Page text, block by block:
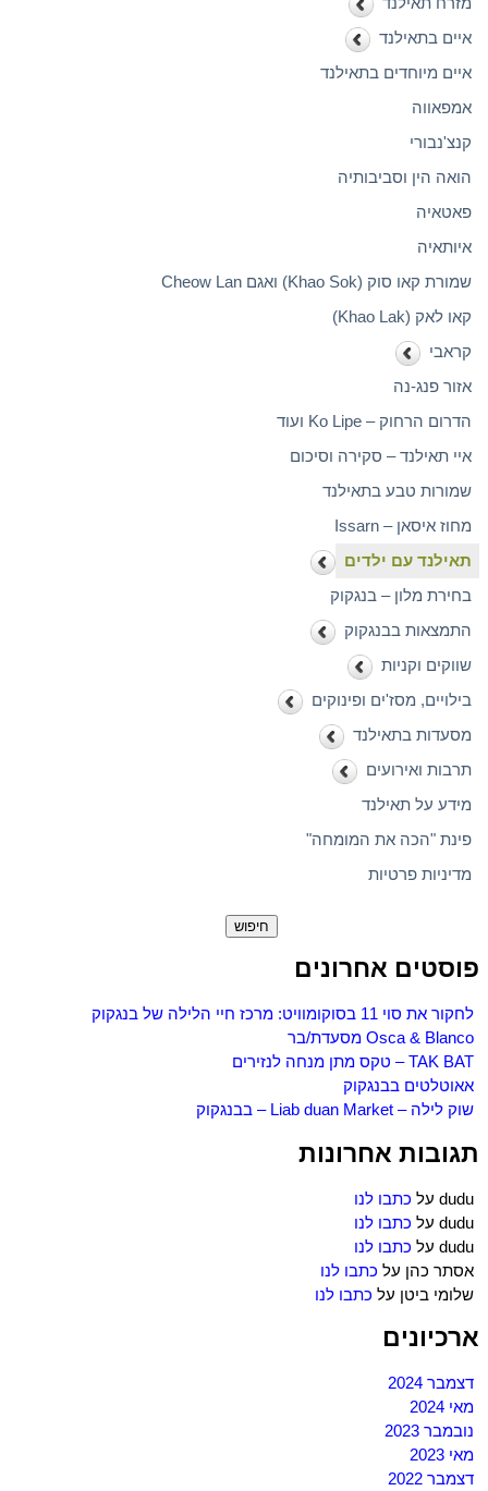
איים בתאילנד
איים מיוחדים בתאילנד
אמפאווה
קנצ'נבורי
הואה הין וסביבותיה
פאטאיה
איותאיה
שמורת קאו סוק (Khao Sok) ואגם Cheow Lan
קאו לאק (Khao Lak)
קראבי
אזור פנג-נה
הדרום הרחוק – Ko Lipe ועוד
איי תאילנד – סקירה וסיכום
שמורות טבע בתאילנד
מחוז איסאן – Issarn
תאילנד עם ילדים
בחירת מלון – בנגקוק
התמצאות בבנגקוק
שווקים וקניות
בילויים, מסז'ים ופינוקים
מסעדות בתאילנד
תרבות ואירועים
מידע על תאילנד
פינת "הכה את המומחה"
מדיניות פרטיות
פוסטים אחרונים
לחקור את סוי 11 בסוקומוויט: מרכז חיי הלילה של בנגקוק
Osca & Blanco מסעדת/בר
TAK BAT – טקס מתן מנחה לנזירים
אאוטלטים בבנגקוק
שוק לילה – Liab duan Market – בבנגקוק
תגובות אחרונות
dudu על כתבו לנו
dudu על כתבו לנו
dudu על כתבו לנו
אסתר כהן על כתבו לנו
שלומי ביטן על כתבו לנו
ארכיונים
דצמבר 2024
מאי 2024
נובמבר 2023
מאי 2023
דצמבר 2022